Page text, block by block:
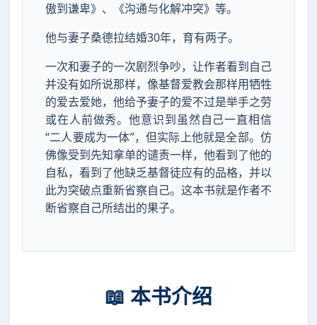
傲到谦卑》、《沟通与化解冲突》等。
他与妻子桑德拉结婚30年，育有两子。
一次和妻子的一次剧烈争吵，让作者看到自己
并没有如所说那样，像基督爱教会那样用牺牲
的爱去爱她，他给予妻子的爱不过是举手之劳
或在人前做秀。他意识到虽然自己一直相信
“二人要成为一体”，但实际上他就是全部。仿
佛像受到先知拿单的谴责一样，他看到了他的
自私，看到了他缺乏基督徒应有的品格，并以
此为突破点重新省察自己。这本书就是作者不
断省察自己所结出的果子。
📖 本书介绍